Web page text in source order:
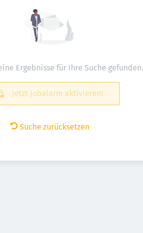
Ergebnisse für Ihre Suche gefunden.
Jetzt Jobalarm aktivieren!
Suche zurücksetzen